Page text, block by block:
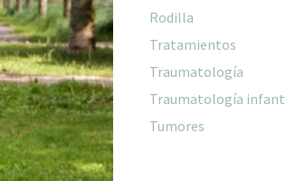
Rodilla
Tratamientos
Traumatología
Traumatología
Tumores